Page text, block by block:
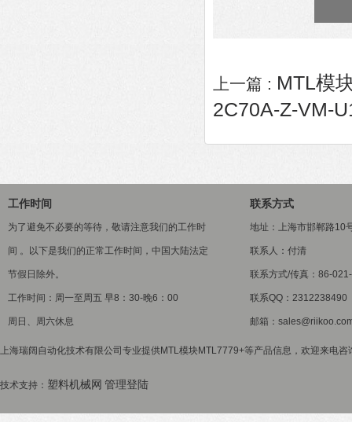
上一篇 : MTL模
2C70A-Z-VM-
工作时间
为了避免不必要的等待，敬请注意我们的工作时
间 。以下是我们的正常工作时间，中国大陆法定
节假日除外。
工作时间：周一至周五 早8：30-晚6：00
周日、周六休息
联系方式
地址：上海市邯郸路10
联系人：付清
联系方式/传真：86-
联系QQ：2312238490
邮箱：
上海瑞阔自动化技术有限公司专业提供MTL模块MTL7779+等产品信息，欢迎来电咨
技术支持： 塑料机械网 管理登陆